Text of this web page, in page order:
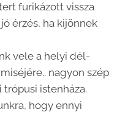
furikázott vissza
érzés, ha kijönnek
vele a helyi dél-
nagyon szép
istenháza.
hogy ennyi